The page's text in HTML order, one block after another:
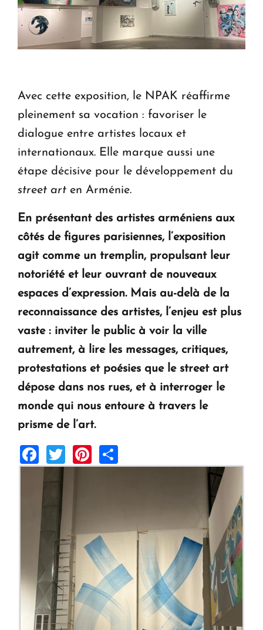
Avec cette exposition, le NPAK réaffirme
pleinement sa vocation : favoriser le
dialogue entre artistes locaux et
internationaux. Elle marque aussi une
étape décisive pour le développement du
street art en Arménie.
En présentant des artistes arméniens aux
côtés de figures parisiennes, l’exposition
agit comme un tremplin, propulsant leur
notoriété et leur ouvrant de nouveaux
espaces d’expression. Mais au-delà de la
reconnaissance des artistes, l’enjeu est plus
vaste : inviter le public à voir la ville
autrement, à lire les messages, critiques,
protestations et poésies que le street art
dépose dans nos rues, et à interroger le
monde qui nous entoure à travers le
prisme de l’art.
Facebook
TwitterPinterest